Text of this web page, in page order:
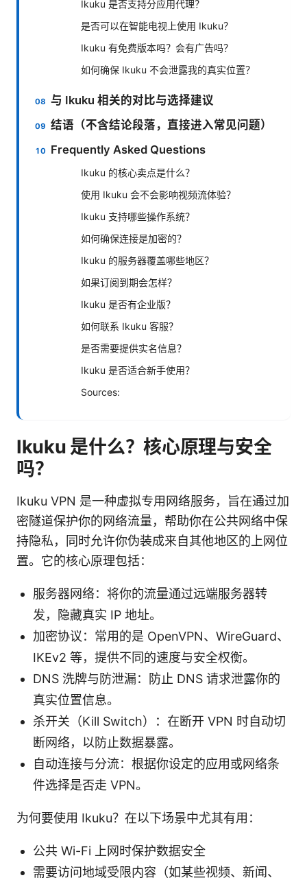
Ikuku 是否支持分应用代理？
是否可以在智能电视上使用 Ikuku？
Ikuku 有免费版本吗？会有广告吗？
如何确保 Ikuku 不会泄露我的真实位置？
与 Ikuku 相关的对比与选择建议
结语（不含结论段落，直接进入常见问题）
Frequently Asked Questions
Ikuku 的核心卖点是什么？
使用 Ikuku 会不会影响视频流体验？
Ikuku 支持哪些操作系统？
如何确保连接是加密的？
Ikuku 的服务器覆盖哪些地区？
如果订阅到期会怎样？
Ikuku 是否有企业版？
如何联系 Ikuku 客服？
是否需要提供实名信息？
Ikuku 是否适合新手使用？
Sources:
Ikuku 是什么？核心原理与安全
吗？
Ikuku VPN 是一种虚拟专用网络服务，旨在通过加
密隧道保护你的网络流量，帮助你在公共网络中保
持隐私，同时允许你伪装成来自其他地区的上网位
置。它的核心原理包括：
服务器网络：将你的流量通过远端服务器转
发，隐藏真实 IP 地址。
加密协议：常用的是 OpenVPN、WireGuard、
IKEv2 等，提供不同的速度与安全权衡。
DNS 洗牌与防泄漏：防止 DNS 请求泄露你的
真实位置信息。
杀开关（Kill Switch）：在断开 VPN 时自动切
断网络，以防止数据暴露。
自动连接与分流：根据你设定的应用或网络条
件选择是否走 VPN。
为何要使用 Ikuku？在以下场景中尤其有用：
公共 Wi-Fi 上网时保护数据安全
需要访问地域受限内容（如某些视频、新闻、